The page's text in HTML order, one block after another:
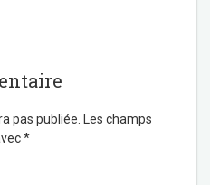
pas publiée.
Les champs
*